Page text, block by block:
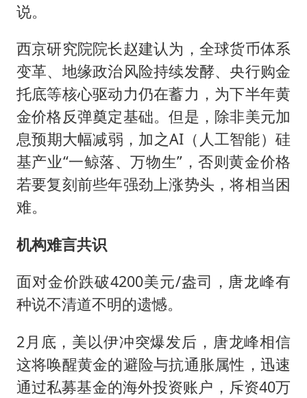
说。
西京研究院院长赵建认为，全球货币体系
变革、地缘政治风险持续发酵、央行购金
托底等核心驱动力仍在蓄力，为下半年黄
金价格反弹奠定基础。但是，除非美元加
息预期大幅减弱，加之AI（人工智能）硅
基产业“一鲸落、万物生”，否则黄金价格
若要复刻前些年强劲上涨势头，将相当困
难。
机构难言共识
面对金价跌破4200美元/盎司，唐龙峰有
种说不清道不明的遗憾。
2月底，美以伊冲突爆发后，唐龙峰相信
这将唤醒黄金的避险与抗通胀属性，迅速
通过私募基金的海外投资账户，斥资40万